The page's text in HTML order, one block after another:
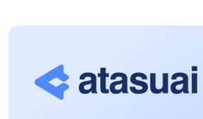
«Заң керуені» жобасы: Абай
17:31, 31 Шілде 2026